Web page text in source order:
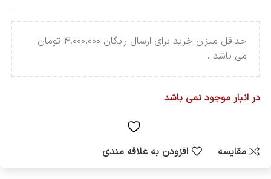
حداقل میزان خرید برای ارسال رایگان 4.000.000 تومان
می باشد .
در انبار موجود نمی باشد
مقایسه افزودن به علاقه مندی